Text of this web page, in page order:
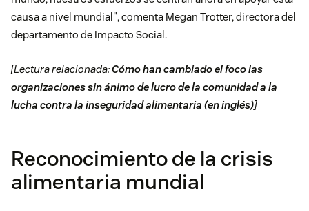
causa a nivel mundial", comenta Megan Trotter, directora del
departamento de Impacto Social.
[Lectura relacionada:Cómo han cambiado el foco las
organizaciones sin ánimo de lucro de la comunidad a la
lucha contra la inseguridad alimentaria (en inglés)]
Reconocimiento de la crisis
alimentaria mundial